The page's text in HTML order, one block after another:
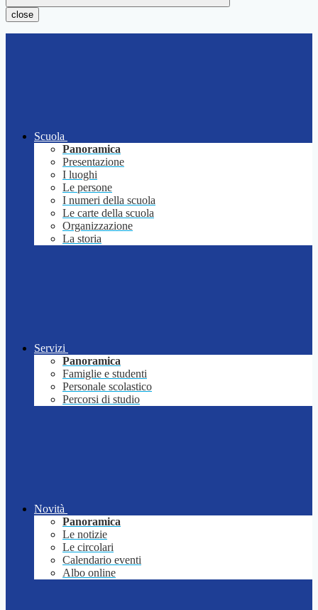
close
Scuola
Panoramica
Presentazione
I luoghi
Le persone
I numeri della scuola
Le carte della scuola
Organizzazione
La storia
Servizi
Panoramica
Famiglie e studenti
Personale scolastico
Percorsi di studio
Novità
Panoramica
Le notizie
Le circolari
Calendario eventi
Albo online